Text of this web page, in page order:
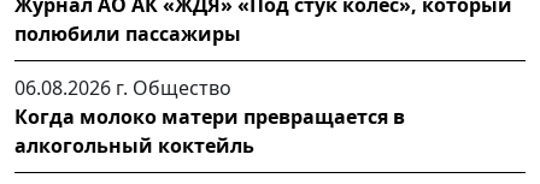
полюбили пассажиры
06.08.2026 г. Общество
Когда молоко матери превращается в
алкогольный коктейль